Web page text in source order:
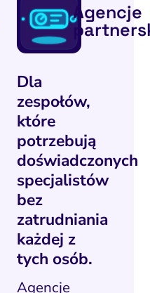
Agencje
Dla
zespołów,
które
potrzebują
doświadczonych
specjalistów
bez
zatrudniania
każdej z
tych osób.
Agencje